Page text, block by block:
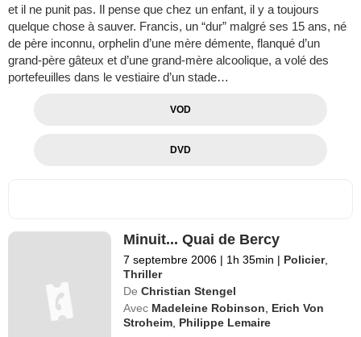
et il ne punit pas. Il pense que chez un enfant, il y a toujours
quelque chose à sauver. Francis, un “dur” malgré ses 15 ans, né
de père inconnu, orphelin d’une mère démente, flanqué d’un
grand-père gâteux et d’une grand-mère alcoolique, a volé des
portefeuilles dans le vestiaire d’un stade…
VOD
DVD
Minuit... Quai de Bercy
7 septembre 2006 | 1h 35min | Policier,
Thriller
De Christian Stengel
Avec Madeleine Robinson
Erich Von
Stroheim Philippe Lemaire